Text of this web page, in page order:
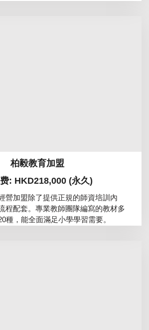
柏毅教育加盟
: HKD218,000 (永久)
營加盟除了提供正規的師資培訓內
程配套。專業教師團隊編寫的教材多
種，能全面滿足小學學習需要。